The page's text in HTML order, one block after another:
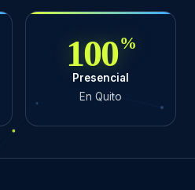
100%
Presencial
En Quito